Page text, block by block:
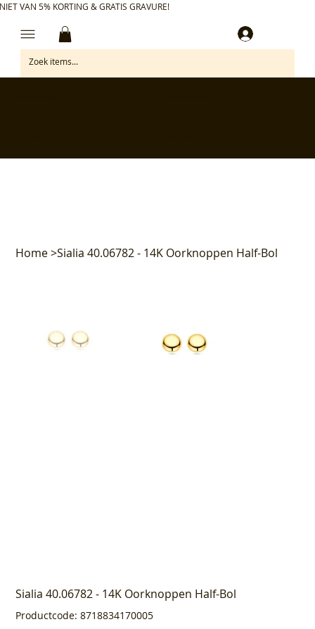
VAN 5% KORTING & GRATIS GRAVURE!
Home>Sialia 40.06782 - 14K Oorknoppen Half-Bol
Sialia 40.06782 - 14K Oorknoppen Half-Bol
Productcode: Productcode
8718834170005
8718834170005